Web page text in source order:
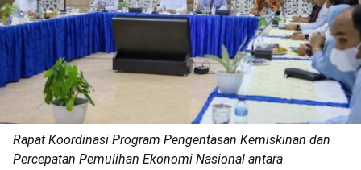
Rapat Koordinasi Program Pengentasan Kemiskinan dan
Percepatan Pemulihan Ekonomi Nasional antara